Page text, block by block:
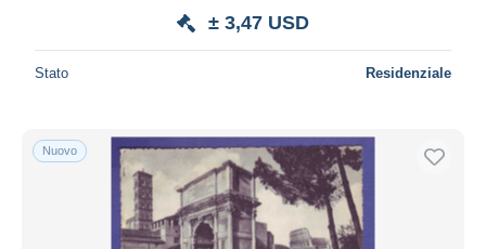
± 3,47 USD
Stato Residenziale
Nuovo